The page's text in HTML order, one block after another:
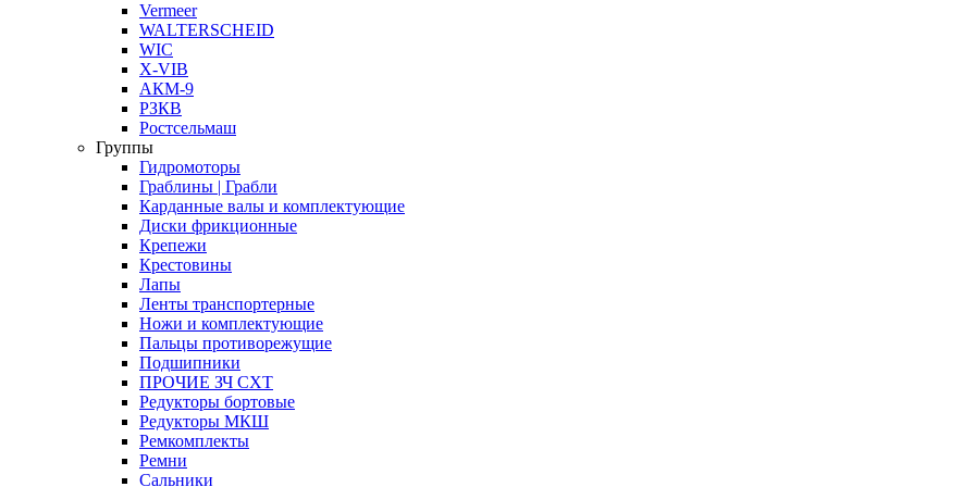
Vermeer
WALTERSCHEID
WIC
X-VIB
АКМ-9
РЗКВ
Ростсельмаш
Группы
Гидромоторы
Граблины | Грабли
Карданные валы и комплектующие
Диски фрикционные
Крепежи
Крестовины
Лапы
Ленты транспортерные
Ножи и комплектующие
Пальцы противорежущие
Подшипники
ПРОЧИЕ ЗЧ СХТ
Редукторы бортовые
Редукторы МКШ
Ремкомплекты
Ремни
Сальники